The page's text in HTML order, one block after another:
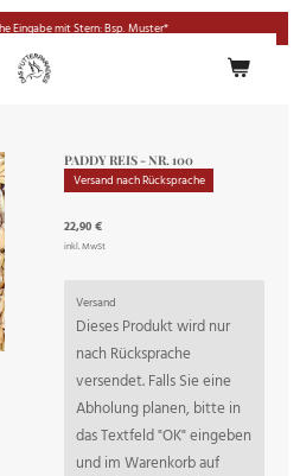
Eingabe mit Stern: Bsp. Muster*
PADDY REIS - NR. 100
Versand nach Rücksprache
22,90 €
inkl. MwSt
Versand
Dieses Produkt wird nur
nach Rücksprache
versendet. Falls Sie eine
Abholung planen, bitte in
das Textfeld "OK" eingeben
und im Warenkorb auf